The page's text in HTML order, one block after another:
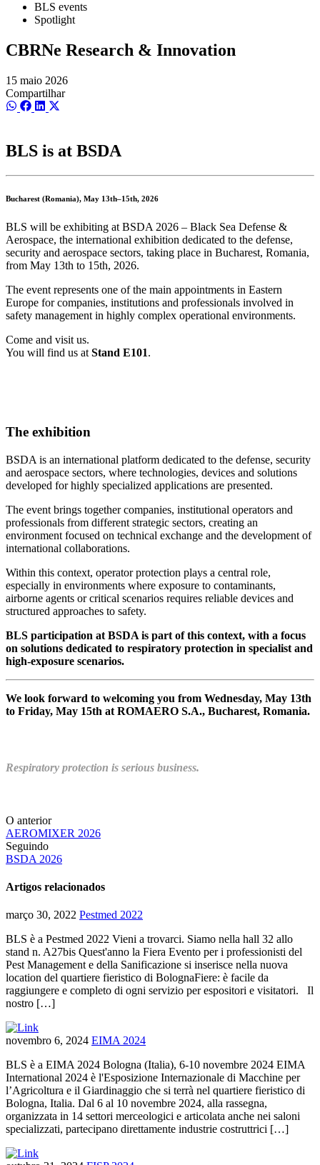
BLS events
Spotlight
CBRNe Research & Innovation
15 maio 2026
Compartilhar
ShareShareShare
(Twitter)
BLS is at BSDA
Bucharest (Romania), May 13th–15th, 2026
BLS will be exhibiting at BSDA 2026 – Black Sea Defense &
Aerospace, the international exhibition dedicated to the defense,
security and aerospace sectors, taking place in Bucharest, Romania,
from May 13th to 15th, 2026.
The event represents one of the main appointments in Eastern
Europe for companies, institutions and professionals involved in
safety management in highly complex operational environments.
Come and visit us.
You will find us at Stand E101.
The exhibition
BSDA is an international platform dedicated to the defense, security
and aerospace sectors, where technologies, devices and solutions
developed for highly specialized applications are presented.
The event brings together companies, institutional operators and
professionals from different strategic sectors, creating an
environment focused on technical exchange and the development of
international collaborations.
Within this context, operator protection plays a central role,
especially in environments where exposure to contaminants,
airborne agents or critical scenarios requires reliable devices and
structured approaches to safety.
BLS participation at BSDA is part of this context, with a focus
on solutions dedicated to respiratory protection in specialist and
high-exposure scenarios.
We look forward to welcoming you from Wednesday, May 13th
to Friday, May 15th at ROMAERO S.A., Bucharest, Romania.
Respiratory protection is serious business.
O anterior
AEROMIXER 2026
Seguindo
BSDA 2026
Artigos relacionados
março 30, 2022 Pestmed 2022
BLS è a Pestmed 2022 Vieni a trovarci. Siamo nella hall 32 allo
stand n. A27bis Quest'anno la Fiera Evento per i professionisti del
Pest Management e della Sanificazione si inserisce nella nuova
location del quartiere fieristico di BolognaFiere: è facile da
raggiungere e completo di ogni servizio per espositori e visitatori. Il
nostro […]
novembro 6, 2024 EIMA 2024
BLS è a EIMA 2024 Bologna (Italia), 6-10 novembre 2024 EIMA
International 2024 è l'Esposizione Internazionale di Macchine per
l’Agricoltura e il Giardinaggio che si terrà nel quartiere fieristico di
Bologna, Italia. Dal 6 al 10 novembre 2024, alla rassegna,
organizzata in 14 settori merceologici e articolata anche nei saloni
specializzati, partecipano direttamente industrie costruttrici […]